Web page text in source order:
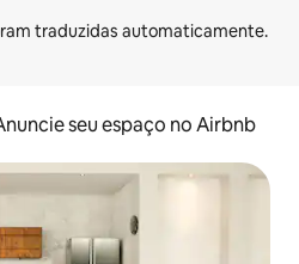
seu espaço no Airbnb